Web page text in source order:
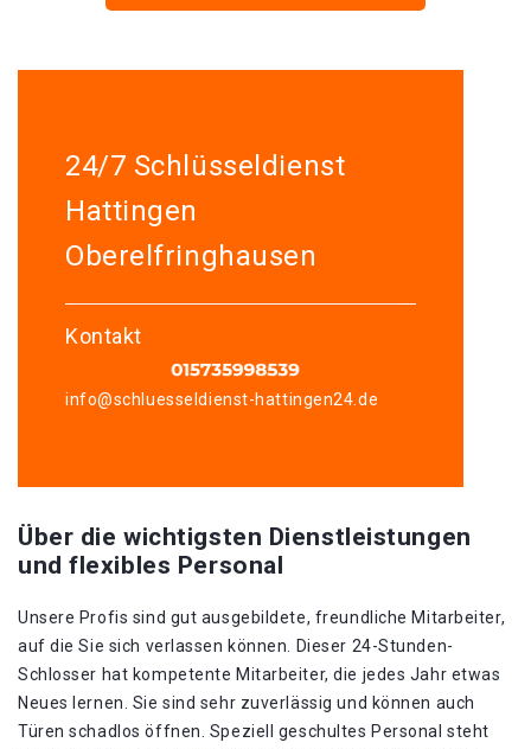
24/7 Schlüsseldienst
Hattingen
Oberelfringhausen
Kontakt
info@schluesseldienst-hattingen24.de
Über die wichtigsten Dienstleistungen
und flexibles Personal
Unsere Profis sind gut ausgebildete, freundliche Mitarbeiter,
auf die Sie sich verlassen können. Dieser 24-Stunden-
Schlosser hat kompetente Mitarbeiter, die jedes Jahr etwas
Neues lernen. Sie sind sehr zuverlässig und können auch
Türen schadlos öffnen. Speziell geschultes Personal steht